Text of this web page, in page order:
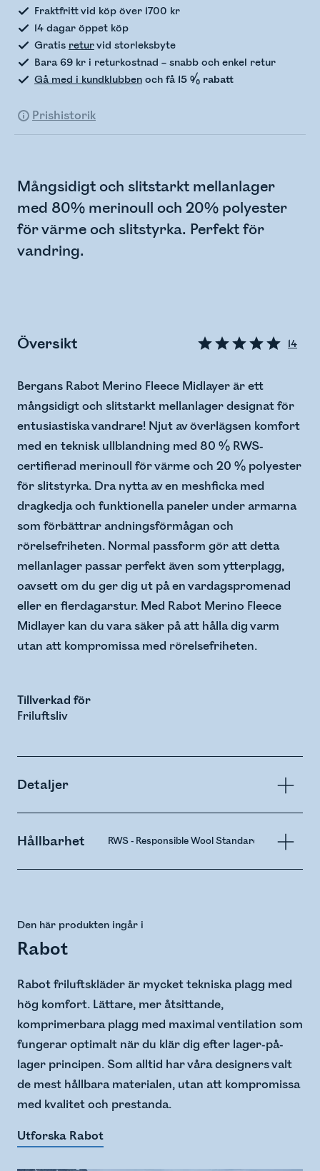
Fraktfritt vid köp över 1700 kr
14 dagar öppet köp
Gratis returvid storleksbyte
Bara 69 kr i returkostnad – snabb och enkel retur
Gå med i kundklubben och få 15 % rabatt
Prishistorik
Mångsidigt och slitstarkt mellanlager
med 80% merinoull och 20% polyester
för värme och slitstyrka. Perfekt för
vandring.
Översikt 14
Bergans Rabot Merino Fleece Midlayer är ett
mångsidigt och slitstarkt mellanlager designat för
entusiastiska vandrare! Njut av överlägsen komfort
med en teknisk ullblandning med 80 % RWS-
certifierad merinoull för värme och 20 % polyester
för slitstyrka. Dra nytta av en meshficka med
dragkedja och funktionella paneler under armarna
som förbättrar andningsförmågan och
rörelsefriheten. Normal passform gör att detta
mellanlager passar perfekt även som ytterplagg,
oavsett om du ger dig ut på en vardagspromenad
eller en flerdagarstur. Med Rabot Merino Fleece
Midlayer kan du vara säker på att hålla dig varm
utan att kompromissa med rörelsefriheten.
Tillverkad för
Friluftsliv
Detaljer
Hållbarhet RWS - Responsible Wool Standard
Den här produkten ingår i
Rabot
Rabot friluftskläder är mycket tekniska plagg med
hög komfort. Lättare, mer åtsittande,
komprimerbara plagg med maximal ventilation som
fungerar optimalt när du klär dig efter lager-på-
lager principen. Som alltid har våra designers valt
de mest hållbara materialen, utan att kompromissa
med kvalitet och prestanda.
Utforska Rabot